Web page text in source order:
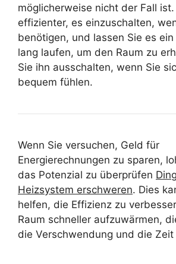
möglicherweise nicht der Fall
effizienter, es einzuschalten,
benötigen, und lassen Sie es
lang laufen, um den Raum zu
Sie ihn ausschalten, wenn Sie
bequem fühlen.
Wenn Sie versuchen, Geld für
Energierechnungen zu sparen,
das Potenzial zu überprüfen
Heizsystem erschweren. Dies
helfen, die Effizienz zu
Raum schneller aufzuwärmen,
die Verschwendung und die Zeit